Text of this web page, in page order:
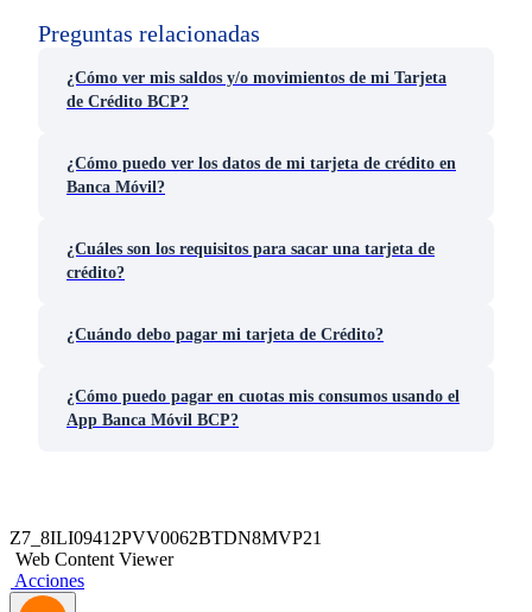
Preguntas relacionadas
¿Cómo ver mis saldos y/o movimientos de mi Tarjeta
de Crédito BCP?
¿Cómo puedo ver los datos de mi tarjeta de crédito en
Banca Móvil?
¿Cuáles son los requisitos para sacar una tarjeta de
crédito?
¿Cuándo debo pagar mi tarjeta de Crédito?
¿Cómo puedo pagar en cuotas mis consumos usando el
App Banca Móvil BCP?
Z7_8ILI09412PVV0062BTDN8MVP21
Web Content Viewer
Acciones